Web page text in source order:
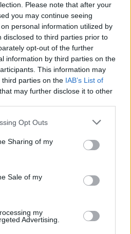
Please note that after your
you may continue seeing
personal information utilized by
disclosed to third parties prior to
opt-out of the further
information by third parties on the
This information may
parties on the IAB’s List of
that may further disclose it to other
app uses one or more Google
behaviour. You may click to
and its third-party tags to
purposes in below Google
Opt Outs
Sharing of my
Sale of my
my
Advertising.
ha egyszer a neoliberális
bukott eszmerendszer
globális kapitalizmus?
ment el egy Petővel és
társaságba, Pető
volna egy ilyen
esetleg azon kívül,